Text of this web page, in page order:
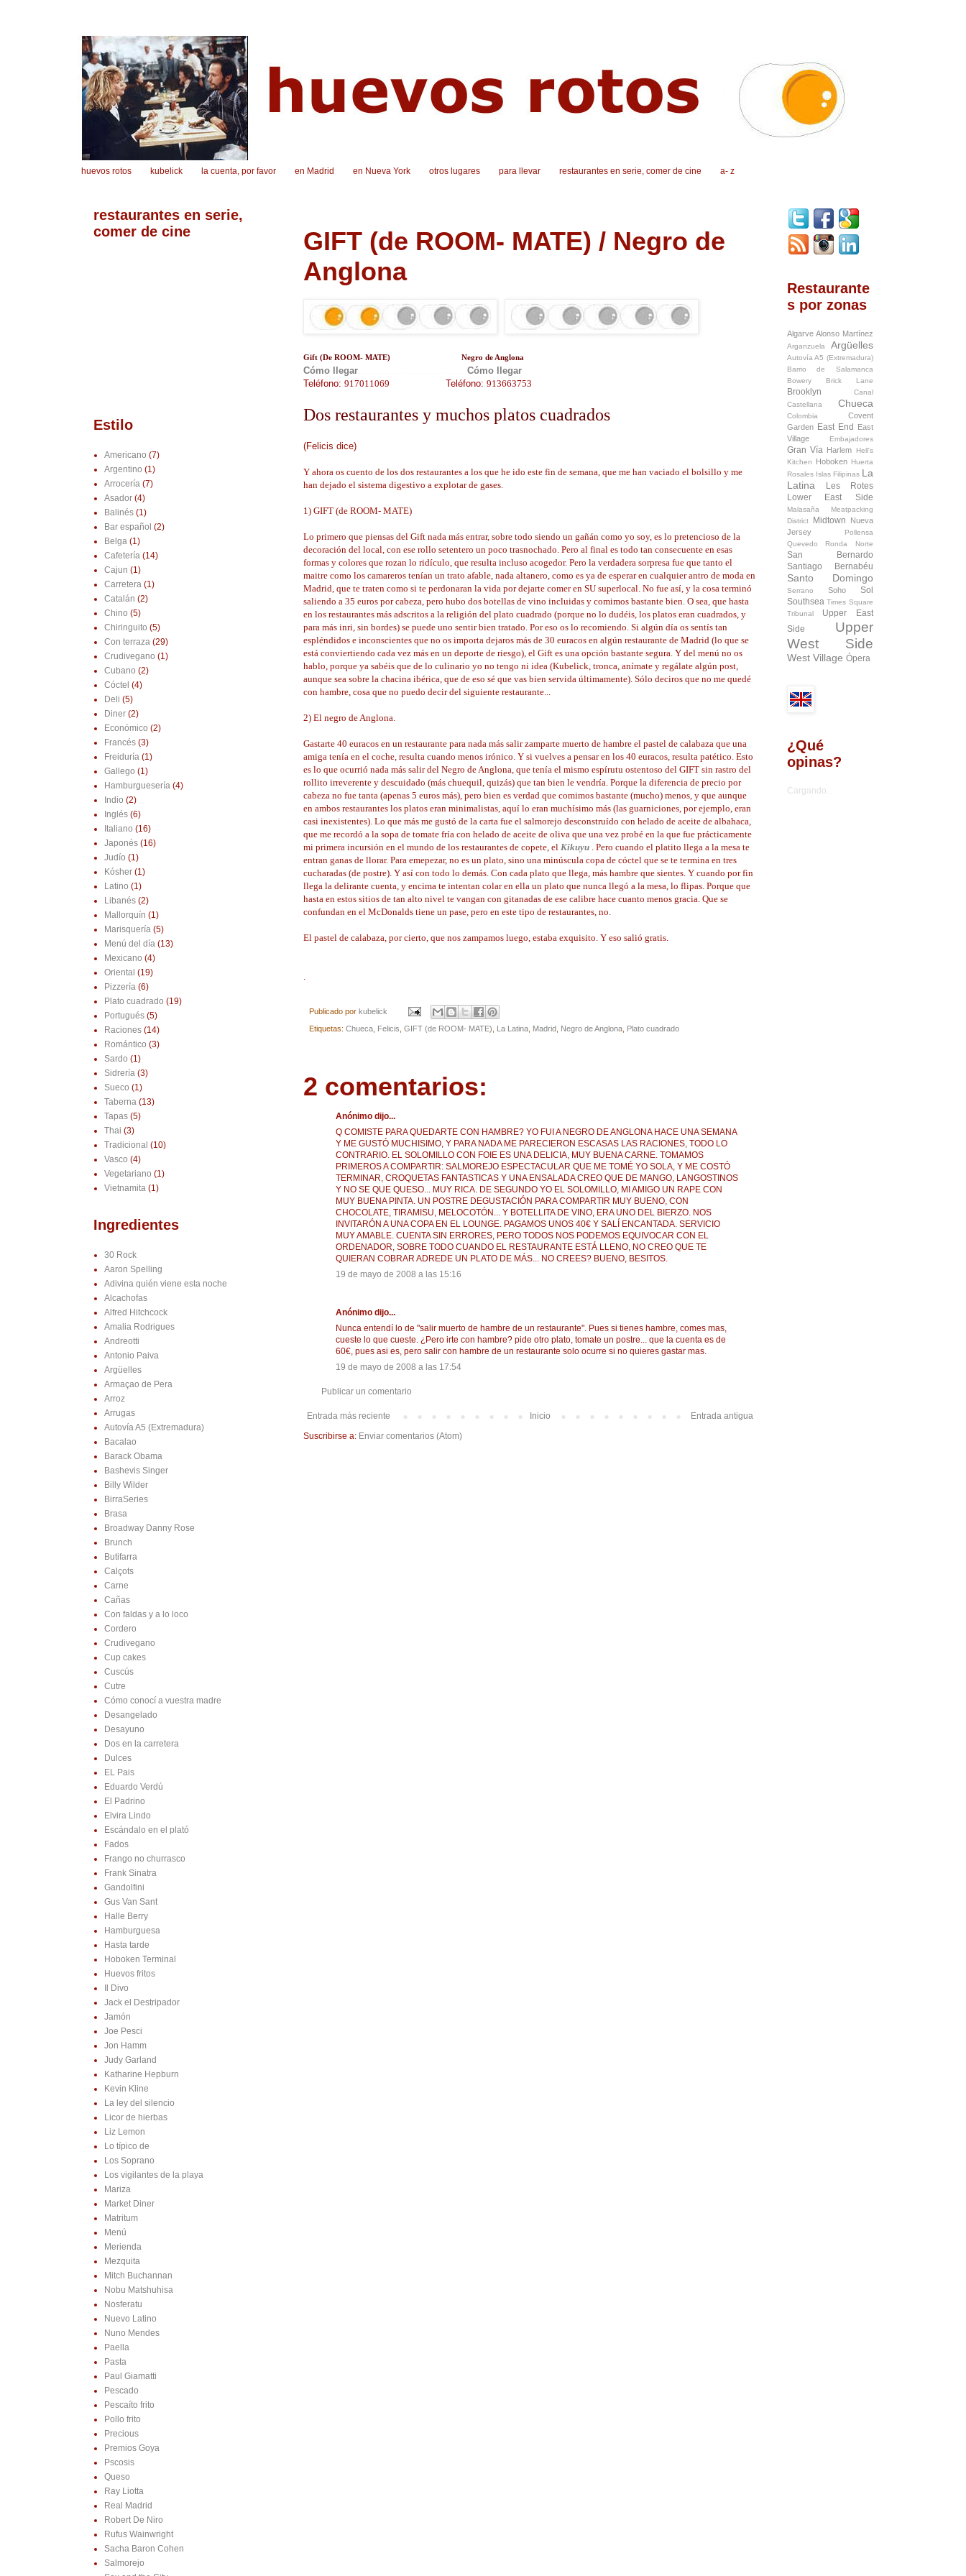
huevos rotos kubelick la cuenta, por favor en Madrid en Nueva York otros lugares para llevar restaurantes en serie, comer de cine a- z
GIFT (de ROOM- MATE) / Negro de
Anglona
Gift (De ROOM- MATE)................................. Negro de Anglona
Cómo llegar.................................
Cómo llegar
Teléfono: 917011069 Teléfono: 913663753
Dos restaurantes y muchos platos cuadrados
(Felicis dice)
Y ahora os cuento de los dos restaurantes a los que he ido este fin de semana, que me han vaciado el bolsillo y me
han dejado el sistema digestivo a explotar de gases.
1) GIFT (de ROOM- MATE)
Lo primero que piensas del Gift nada más entrar, sobre todo siendo un gañán como yo soy, es lo pretencioso de la
decoración del local, con ese rollo setentero un poco trasnochado. Pero al final es todo tan consecuente en esas
formas y colores que rozan lo ridículo, que resulta incluso acogedor. Pero la verdadera sorpresa fue que tanto el
maitre como los camareros tenían un trato afable, nada altanero, como es ya de esperar en cualquier antro de moda en
Madrid, que te traten como si te perdonaran la vida por dejarte comer en SU superlocal. No fue así, y la cosa terminó
saliendo a 35 euros por cabeza, pero hubo dos botellas de vino incluidas y comimos bastante bien. O sea, que hasta
en los restaurantes más adscritos a la religión del plato cuadrado (porque no lo dudéis, los platos eran cuadrados, y
para más inri, sin bordes) se puede uno sentir bien tratado. Por eso os lo recomiendo. Si algún día os sentís tan
espléndidos e inconscientes que no os importa dejaros más de 30 euracos en algún restaurante de Madrid (lo que se
está conviertiendo cada vez más en un deporte de riesgo), el Gift es una opción bastante segura. Y del menú no os
hablo, porque ya sabéis que de lo culinario yo no tengo ni idea (Kubelick, tronca, anímate y regálate algún post,
aunque sea sobre la chacina ibérica, que de eso sé que vas bien servida últimamente). Sólo deciros que no me quedé
con hambre, cosa que no puedo decir del siguiente restaurante...
2) El negro de Anglona.
Gastarte 40 euracos en un restaurante para nada más salir zamparte muerto de hambre el pastel de calabaza que una
amiga tenía en el coche, resulta cuando menos irónico. Y si vuelves a pensar en los 40 euracos, resulta patético. Esto
es lo que ocurrió nada más salir del Negro de Anglona, que tenía el mismo espírutu ostentoso del GIFT sin rastro del
rollito irreverente y descuidado (más chuequil, quizás) que tan bien le vendría. Porque la diferencia de precio por
cabeza no fue tanta (apenas 5 euros más), pero bien es verdad que comimos bastante (mucho) menos, y que aunque
en ambos restaurantes los platos eran minimalistas, aquí lo eran muchísimo más (las guarniciones, por ejemplo, eran
casi inexistentes). Lo que más me gustó de la carta fue el salmorejo desconstruído con helado de aceite de albahaca,
que me recordó a la sopa de tomate fría con helado de aceite de oliva que una vez probé en la que fue prácticamente
mi primera incursión en el mundo de los restaurantes de copete, el Kikuyu
. Pero cuando el platito llega a la mesa te
entran ganas de llorar. Para emepezar, no es un plato, sino una minúscula copa de cóctel que se te termina en tres
cucharadas (de postre). Y así con todo lo demás. Con cada plato que llega, más hambre que sientes. Y cuando por fin
llega la delirante cuenta, y encima te intentan colar en ella un plato que nunca llegó a la mesa, lo flipas. Porque que
hasta en estos sitios de tan alto nivel te vangan con gitanadas de ese calibre hace cuanto menos gracia. Que se
confundan en el McDonalds tiene un pase, pero en este tipo de restaurantes, no.
El pastel de calabaza, por cierto, que nos zampamos luego, estaba exquisito. Y eso salió gratis.
Publicado por kubelick
Etiquetas: Chueca, Felicis GIFT (de ROOM- MATE) La Latina, Madrid, Negro de Anglona, Plato cuadrado
2 comentarios:
Anónimo dijo...
Q COMISTE PARA QUEDARTE CON HAMBRE? YO FUI A NEGRO DE ANGLONA HACE UNA SEMANA
Y ME GUSTÓ MUCHISIMO, Y PARA NADA ME PARECIERON ESCASAS LAS RACIONES, TODO LO
CONTRARIO. EL SOLOMILLO CON FOIE ES UNA DELICIA, MUY BUENA CARNE. TOMAMOS
PRIMEROS A COMPARTIR: SALMOREJO ESPECTACULAR QUE ME TOMÉ YO SOLA, Y ME COSTÓ
TERMINAR, CROQUETAS FANTASTICAS Y UNA ENSALADA CREO QUE DE MANGO, LANGOSTINOS
Y NO SE QUE QUESO... MUY RICA. DE SEGUNDO YO EL SOLOMILLO, MI AMIGO UN RAPE CON
MUY BUENA PINTA. UN POSTRE DEGUSTACIÓN PARA COMPARTIR MUY BUENO, CON
CHOCOLATE, TIRAMISU, MELOCOTÓN... Y BOTELLITA DE VINO, ERA UNO DEL BIERZO. NOS
INVITARÓN A UNA COPA EN EL LOUNGE. PAGAMOS UNOS 40€ Y SALÍ ENCANTADA. SERVICIO
MUY AMABLE. CUENTA SIN ERRORES, PERO TODOS NOS PODEMOS EQUIVOCAR CON EL
ORDENADOR, SOBRE TODO CUANDO EL RESTAURANTE ESTÁ LLENO, NO CREO QUE TE
QUIERAN COBRAR ADREDE UN PLATO DE MÁS... NO CREES? BUENO, BESITOS.
19 de mayo de 2008 a las 15:16
Anónimo dijo...
Nunca entendí lo de "salir muerto de hambre de un restaurante". Pues si tienes hambre, comes mas,
cueste lo que cueste. ¿Pero irte con hambre? pide otro plato, tomate un postre... que la cuenta es de
60€, pues asi es, pero salir con hambre de un restaurante solo ocurre si no quieres gastar mas.
19 de mayo de 2008 a las 17:54
Publicar un comentario
Entrada más reciente Entrada antigua
Inicio
Suscribirse a: Enviar comentarios (Atom)
restaurantes en serie,
comer de cine
Estilo
Americano (7)
Argentino (1)
Arrocería (7)
Asador (4)
Balinés (1)
Bar español (2)
Belga (1)
Cafetería (14)
Cajun (1)
Carretera (1)
Catalán (2)
Chino (5)
Chiringuito (5)
Con terraza (29)
Crudivegano (1)
Cubano (2)
Cóctel (4)
Deli (5)
Diner (2)
Económico (2)
Francés (3)
Freiduría (1)
Gallego (1)
Hamburguesería (4)
Indio (2)
Inglés (6)
Italiano (16)
Japonés (16)
Judío (1)
Kósher (1)
Latino (1)
Libanés (2)
Mallorquín (1)
Marisquería (5)
Menú del día (13)
Mexicano (4)
Oriental (19)
Pizzería (6)
Plato cuadrado (19)
Portugués (5)
Raciones (14)
Romántico (3)
Sardo (1)
Sidrería (3)
Sueco (1)
Taberna (13)
Tapas (5)
Thai (3)
Tradicional (10)
Vasco (4)
Vegetariano (1)
Vietnamita (1)
Ingredientes
30 Rock
Aaron Spelling
Adivina quién viene esta noche
Alcachofas
Alfred Hitchcock
Amalia Rodrigues
Andreotti
Antonio Paiva
Argüelles
Armaçao de Pera
Arroz
Arrugas
Autovía A5 (Extremadura)
Bacalao
Barack Obama
Bashevis Singer
Billy Wilder
BirraSeries
Brasa
Broadway Danny Rose
Brunch
Butifarra
Calçots
Carne
Cañas
Con faldas y a lo loco
Cordero
Crudivegano
Cup cakes
Cuscús
Cutre
Cómo conocí a vuestra madre
Desangelado
Desayuno
Dos en la carretera
Dulces
EL Pais
Eduardo Verdú
El Padrino
Elvira Lindo
Escándalo en el plató
Fados
Frango no churrasco
Frank Sinatra
Gandolfini
Gus Van Sant
Halle Berry
Hamburguesa
Hasta tarde
Hoboken Terminal
Huevos fritos
Il Divo
Jack el Destripador
Jamón
Joe Pesci
Jon Hamm
Judy Garland
Katharine Hepburn
Kevin Kline
La ley del silencio
Licor de hierbas
Liz Lemon
Lo típico de
Los Soprano
Los vigilantes de la playa
Mariza
Market Diner
Matritum
Menú
Merienda
Mezquita
Mitch Buchannan
Nobu Matshuhisa
Nosferatu
Nuevo Latino
Nuno Mendes
Paella
Pasta
Paul Giamatti
Pescado
Pescaíto frito
Pollo frito
Precious
Premios Goya
Pscosis
Queso
Ray Liotta
Real Madrid
Robert De Niro
Rufus Wainwright
Sacha Baron Cohen
Salmorejo
Restaurante
s por zonas
Algarve Alonso Martínez
Arganzuela Argüelles
Autovía A5 (Extremadura)
Barrio de Salamanca
Bowery
Brick Lane
Brooklyn
Canal
Castellana
Chueca
Colombia
Covent
Garden
East End
East
Village
Embajadores
Gran Vía Harlem
Hell's
Kitchen
Hoboken
Huerta
Rosales Islas Filipinas La
Latina
Les Rotes
Lower East Side
Malasaña
Meatpacking
District
Midtown
Nueva
Jersey
Pollensa
Quevedo
Ronda Norte
San Bernardo
Santiago Bernabéu
Santo Domingo
Serrano Soho
Sol
Southsea Times Square
Tribunal
Upper East
Side
Upper
West Side
West Village Ópera
¿Qué
opinas?
Cargando...